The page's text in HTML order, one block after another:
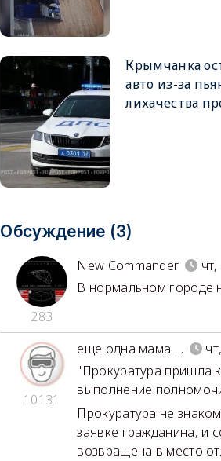
Крымчанка
авто из-за
лихачества
Обсуждение (3)
283
New Commander
В нормальном городе
10131
еще одна мама …
"Прокуратура пришла
выполнение
Прокуратура не
заявке гражданина, и
возвращена в место